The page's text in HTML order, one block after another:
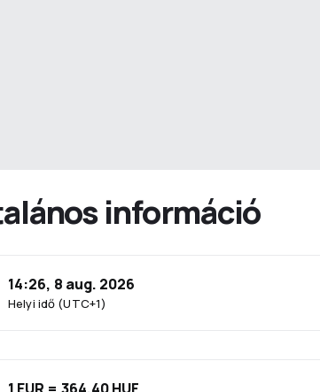
információ
Helyi idő (UTC+1)
14:26, 8 aug. 2026